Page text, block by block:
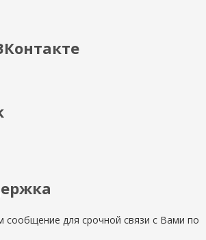
сообщение для срочной связи с Вами по